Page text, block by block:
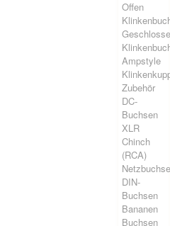
Offen
Ampstyle
Zubehör
DC-
Buchsen
XLR
Chinch
(RCA)
DIN-
Buchsen
Bananen
Buchsen